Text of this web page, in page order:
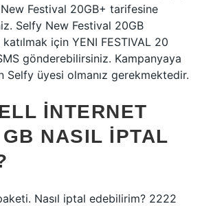
Festival 20GB+ tarifesine
Selfy New Festival 20GB
katılmak için YENI FESTIVAL 20
gönderebilirsiniz. Kampanyaya
Selfy üyesi olmanız gerekmektedir.
INTERNET
NASIL IPTAL
Nasıl iptal edebilirim? 2222